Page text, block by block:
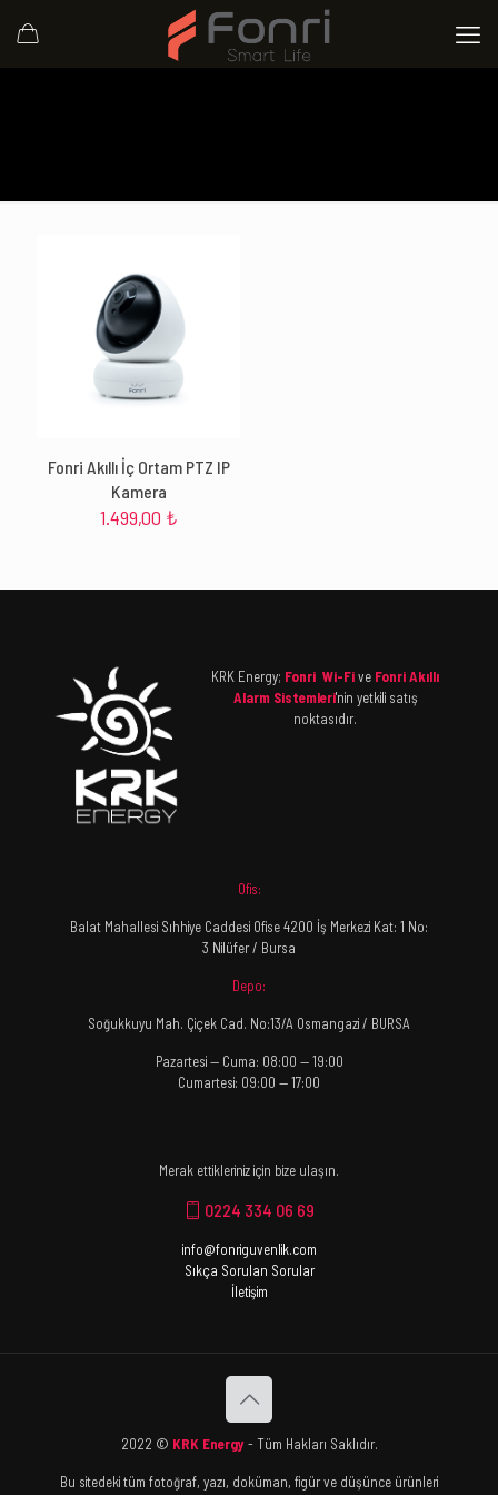
Fonri Akıllı İç Ortam PTZ IP
Kamera
1.499,00 ₺
KRK Energy; Fonri Wi-Five Fonri Akıllı
Alarm Sistemleri'nin yetkili satış
noktasıdır.
Ofis:
Balat Mahallesi Sıhhiye Caddesi Ofise 4200 İş Merkezi Kat: 1 No:
3 Nilüfer / Bursa
Depo:
Soğukkuyu Mah. Çiçek Cad. No:13/A Osmangazi / BURSA
Pazartesi — Cuma: 08:00 — 19:00
Cumartesi: 09:00 — 17:00
Merak ettikleriniz için bize ulaşın.
0224 334 06 69
info@fonriguvenlik.com
Sıkça Sorulan Sorular
İletişim
2022 © KRK Energy- Tüm Hakları Saklıdır.
Bu sitedeki tüm fotoğraf, yazı, doküman, figür ve düşünce ürünleri